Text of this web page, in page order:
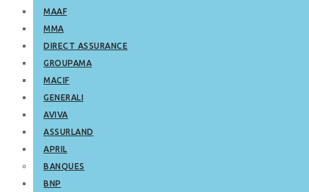
MAAF
MMA
DIRECT ASSURANCE
GROUPAMA
MACIF
GENERALI
AVIVA
ASSURLAND
APRIL
BANQUES
BNP